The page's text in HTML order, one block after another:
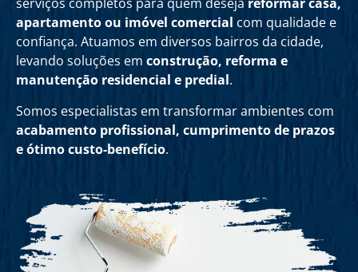
apartamento ou imóvel comercial com qualidade e
confiança. Atuamos em diversos bairros da cidade,
levando soluções em construção, reforma e
manutenção residencial e predial.
Somos especialistas em transformar ambientes com
acabamento profissional, cumprimento de prazos
e ótimo custo-benefício.